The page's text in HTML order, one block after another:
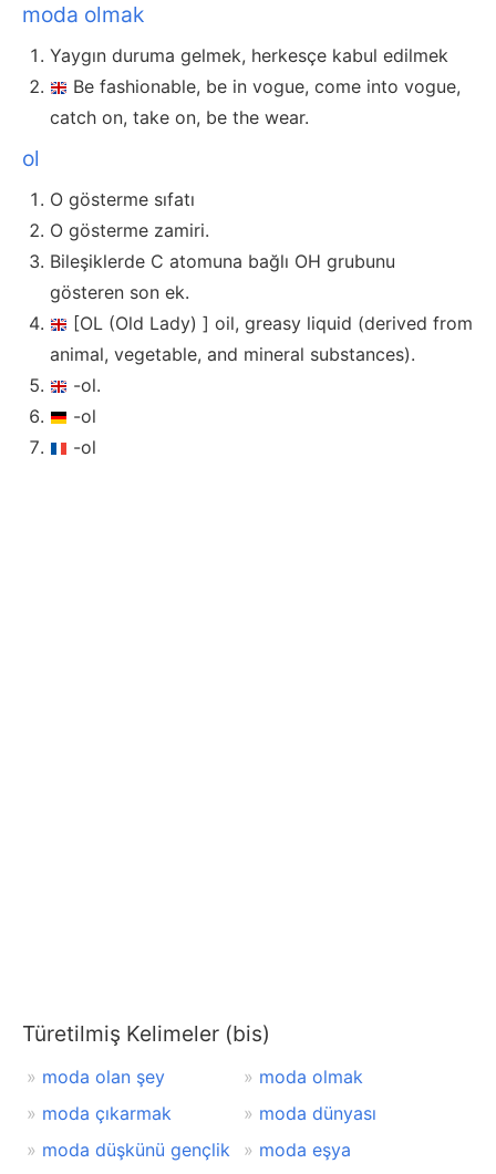
moda olmak
Yaygın duruma gelmek, herkesçe kabul edilmek
Be fashionable, be in vogue, come into vogue,
catch on, take on, be the wear.
ol
O gösterme sıfatı
O gösterme zamiri.
Bileşiklerde C atomuna bağlı OH grubunu
gösteren son ek.
[OL (Old Lady) ] oil, greasy liquid (derived from
animal, vegetable, and mineral substances).
-ol.
-ol
-ol
Türetilmiş Kelimeler (bis)
moda olan şey
moda olmak
moda çıkarmak
moda dünyası
moda düşkünü gençlik
moda eşya